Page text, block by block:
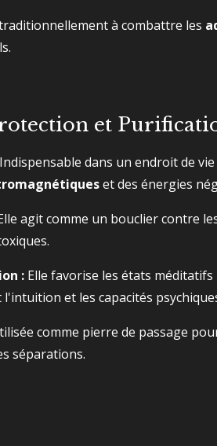
à combattre les
et
Indispensable dans un endroit de
et des énergies
agit comme un bouclier contre
: Elle favorise les états
et les capacités
comme pierre de passage
séparations.